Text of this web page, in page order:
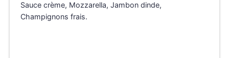
Sauce crème, Mozzarella, Jambon dinde,
Champignons frais.